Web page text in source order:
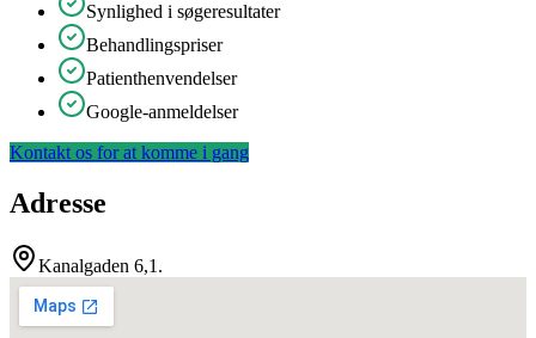
Synlighed i søgeresultater
Behandlingspriser
Patienthenvendelser
Google-anmeldelser
Kontakt os for at komme i gang
Adresse
Kanalgaden 6,1.